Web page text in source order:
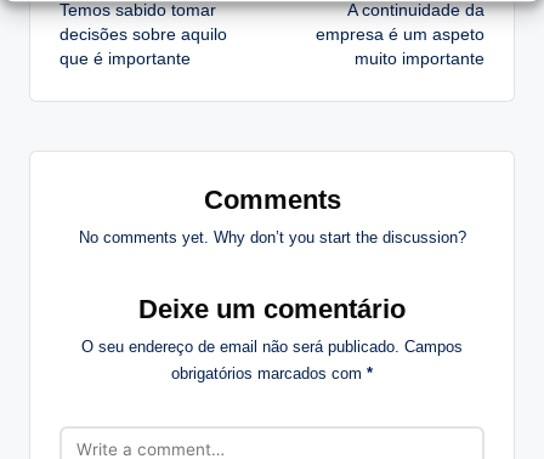
navigation
Temos sabido tomar
decisões sobre aquilo
que é importante
A continuidade da
empresa é um aspeto
muito importante
Comments
No comments yet. Why don’t you start the discussion?
Deixe um comentário
O seu endereço de email não será publicado. Campos
obrigatórios marcados com *